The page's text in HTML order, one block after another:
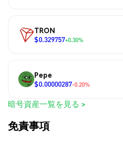
TRON
$0.329757+0.30%
Pepe
$0.00000287-0.20%
暗号資産一覧を見る >
免責事項